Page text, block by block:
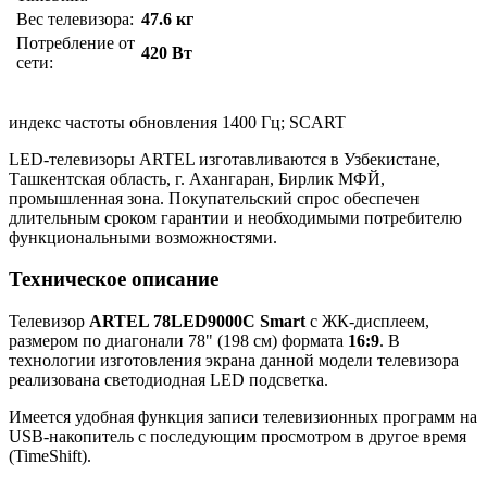
Вес телевизора: 47.6 кг
Потребление от
сети:
420 Вт
индекс частоты обновления 1400 Гц; SCART
LED-телевизоры ARTEL изготавливаются в Узбекистане,
Ташкентская область, г. Ахангаран, Бирлик МФЙ,
промышленная зона. Покупательский спрос обеспечен
длительным сроком гарантии и необходимыми потребителю
функциональными возможностями.
Техническое описание
Телевизор ARTEL 78LED9000C Smart с ЖК-дисплеем,
размером по диагонали 78" (198 см) формата 16:9. В
технологии изготовления экрана данной модели телевизора
реализована светодиодная LED подсветка.
Имеется удобная функция записи телевизионных программ на
USB-накопитель с последующим просмотром в другое время
(TimeShift).